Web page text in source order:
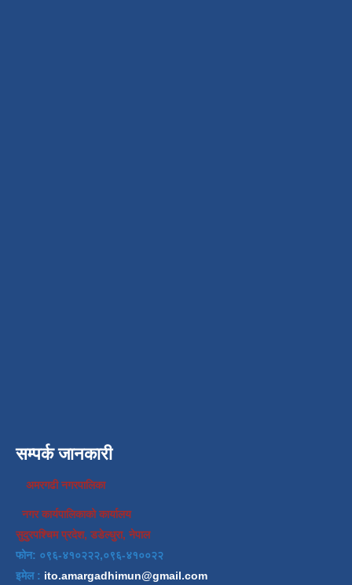
सम्पर्क जानकारी
अमरगढी नगरपालिका
नगर कार्यपालिकाको कार्यालय
सुदुरपश्चिम प्रदेश, डडेल्धुरा, नेपाल
फोन: ०९६-४१०२२२,०९६-४१००२२
इमेल : ito.amargadhimun@gmail.com